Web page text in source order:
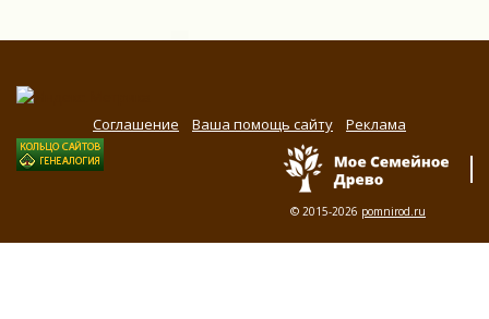
Соглашение Ваша помощь сайту Реклама
© 2015-2026 pomnirod.ru